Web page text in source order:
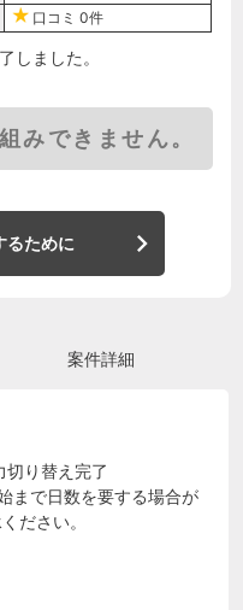
口コミ 0件
しました。
みできません。
るために
案件詳細
切り替え完了
まで日数を要する場合が
ださい。